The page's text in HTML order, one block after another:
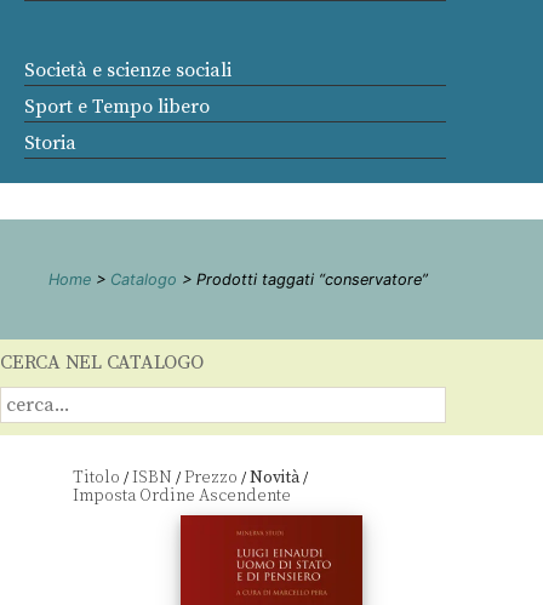
Società e scienze sociali
Sport e Tempo libero
Storia
Home > Catalogo > Prodotti taggati “conservatore”
CERCA NEL CATALOGO
Titolo /ISBN /Prezzo /Novità/